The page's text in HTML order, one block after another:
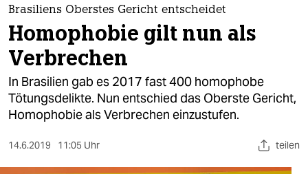
themen
politik
öko
gesellschaft
sport
Brasiliens Oberstes Gericht entscheidet
Homophobie gilt nun als
Verbrechen
In Brasilien gab es 2017 fast 400 homophobe
Tötungsdelikte. Nun entschied das Oberste Gericht,
Homophobie als Verbrechen einzustufen.
14.6.2019 11:05 Uhr teilen